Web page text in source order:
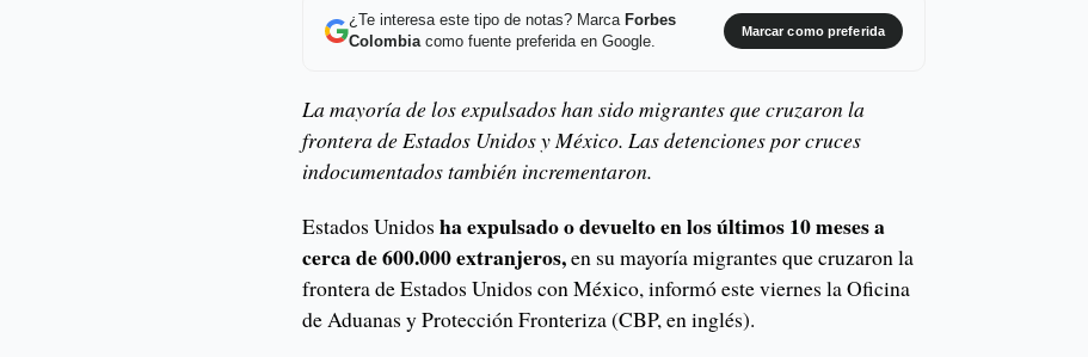
¿Te interesa este tipo de notas? Marca Forbes
Colombiacomo fuente preferida en Google.
Marcar como preferida
La mayoría de los expulsados han sido migrantes que cruzaron la
frontera de Estados Unidos y México. Las detenciones por cruces
indocumentados también incrementaron.
Estados Unidosha expulsado o devuelto en los últimos 10 meses a
cerca de 600.000 extranjeros,en su mayoría migrantes que cruzaron la
frontera de Estados Unidos con México, informó este viernes la Oficina
de Aduanas y Protección Fronteriza (CBP, en inglés).